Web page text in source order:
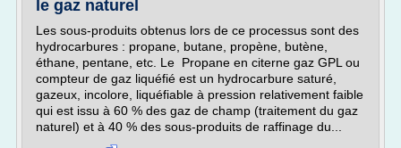
le gaz naturel
Les sous-produits obtenus lors de ce processus sont des
hydrocarbures : propane, butane, propène, butène,
éthane, pentane, etc. Le Propane en citerne gaz GPL ou
compteur de gaz liquéfié est un hydrocarbure saturé,
gazeux, incolore, liquéfiable à pression relativement faible
qui est issu à 60 % des gaz de champ (traitement du gaz
naturel) et à 40 % des sous-produits de raffinage du...